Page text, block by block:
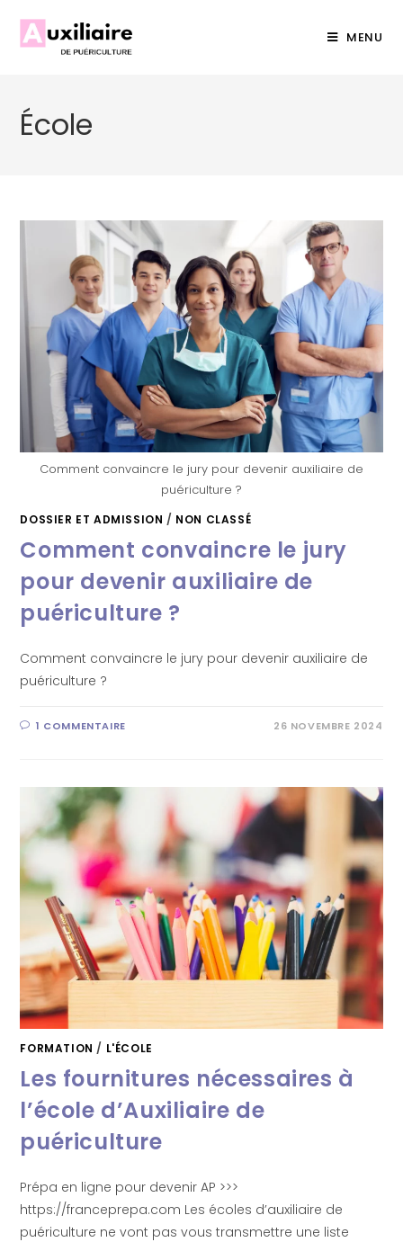
MENU
École
Comment convaincre le jury pour devenir auxiliaire de
puériculture ?
DOSSIER ET ADMISSION / NON CLASSÉ
Comment convaincre le jury
pour devenir auxiliaire de
puériculture ?
Comment convaincre le jury pour devenir auxiliaire de
puériculture ?
1 COMMENTAIRE 26 NOVEMBRE 2024
FORMATION / L'ÉCOLE
Les fournitures nécessaires à
l’école d’Auxiliaire de
puériculture
Prépa en ligne pour devenir AP >>>
https://franceprepa.com Les écoles d’auxiliaire de
puériculture ne vont pas vous transmettre une liste